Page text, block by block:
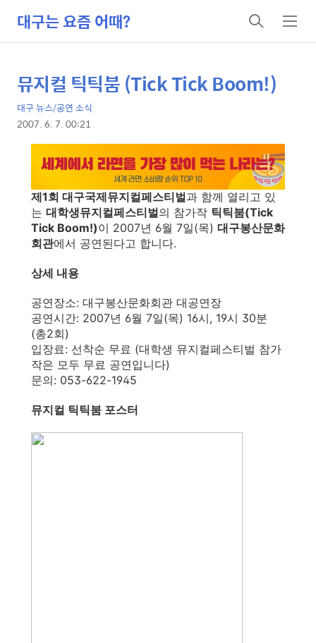
대구는 요즘 어때?
검
색
메
뉴
상
세
컨
본
문
제
목
뮤지컬 틱틱붐 (Tick Tick Boom!)
대구 뉴스/공연 소식
2007. 6. 7. 00:21
제1회 대구국제뮤지컬페스티벌과 함께 열리고 있
는 대학생뮤지컬페스티벌의 참가작 틱틱붐(Tick
Tick Boom!)이 2007년 6월 7일(목) 대구봉산문화
회관에서 공연된다고 합니다.
상세 내용
공연장소: 대구봉산문화회관 대공연장
공연시간: 2007년 6월 7일(목) 16시, 19시 30분
(총2회)
입장료: 선착순 무료 (대학생 뮤지컬페스티벌 참가
작은 모두 무료 공연입니다)
문의: 053-622-1945
뮤지컬 틱틱붐 포스터